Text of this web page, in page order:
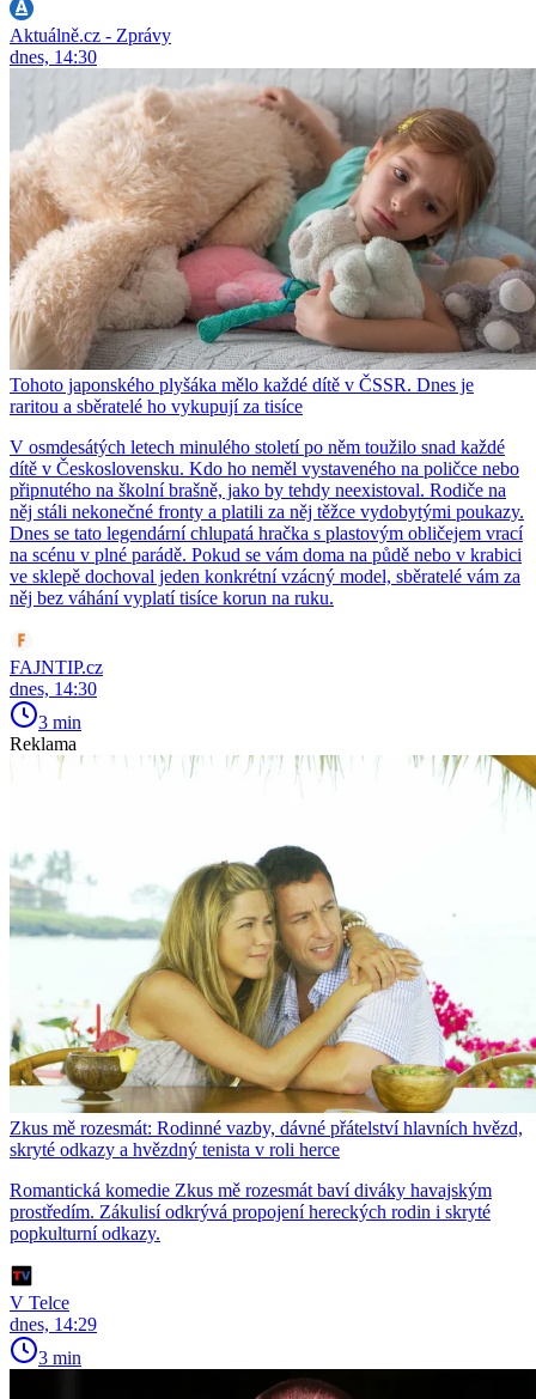
Aktuálně.cz - Zprávy
dnes, 14:30
Tohoto japonského plyšáka mělo každé dítě v ČSSR. Dnes je
raritou a sběratelé ho vykupují za tisíce
V osmdesátých letech minulého století po něm toužilo snad každé
dítě v Československu. Kdo ho neměl vystaveného na poličce nebo
připnutého na školní brašně, jako by tehdy neexistoval. Rodiče na
něj stáli nekonečné fronty a platili za něj těžce vydobytými poukazy.
Dnes se tato legendární chlupatá hračka s plastovým obličejem vrací
na scénu v plné parádě. Pokud se vám doma na půdě nebo v krabici
ve sklepě dochoval jeden konkrétní vzácný model, sběratelé vám za
něj bez váhání vyplatí tisíce korun na ruku.
FAJNTIP.cz
dnes, 14:30
3 min
Reklama
Zkus mě rozesmát: Rodinné vazby, dávné přátelství hlavních hvězd,
skryté odkazy a hvězdný tenista v roli herce
Romantická komedie Zkus mě rozesmát baví diváky havajským
prostředím. Zákulisí odkrývá propojení hereckých rodin i skryté
popkulturní odkazy.
V Telce
dnes, 14:29
3 min